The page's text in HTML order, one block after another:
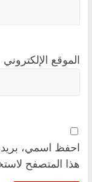
الموقع الإلكتروني
احفظ اسمي،
هذا المتصفح